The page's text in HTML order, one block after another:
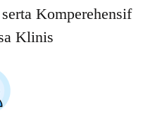
Komperehensif
Klinis